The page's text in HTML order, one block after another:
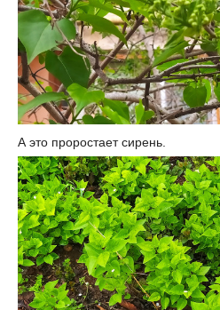
А это проростает сирень.